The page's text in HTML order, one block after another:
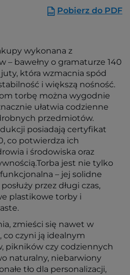
Pobierz do PDF
wykonana z
– bawełny o gramaturze 140
która wzmacnia spód
i większą nośność.
torbę można wygodnie
ułatwia codzienne
przedmiotów.
posiadają certyfikat
co potwierdza ich
i środowiska oraz
jest nie tylko
– jej solidne
przez długi czas,
plastikowe torby i
zmieści się nawet w
czyni ją idealnym
pikników czy codziennych
naturalny, niebarwiony
tło dla personalizacji,